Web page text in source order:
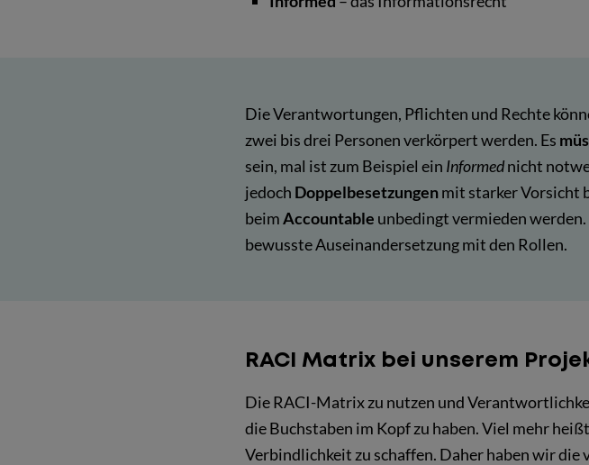
Die Verantwortungen, Pflichten und Rechte
zwei bis drei Personen verkörpert werden. Es
sein, mal ist zum Beispiel ein Informednicht
jedoch Doppelbesetzungenmit starker Vorsicht
beimAccountable unbedingt vermieden
bewusste Auseinandersetzung mit den Rollen.
RACI Matrix bei unserem
Die RACI-Matrix zu nutzen und
die Buchstaben im Kopf zu haben. Viel mehr
Verbindlichkeit zu schaffen. Daher haben wir